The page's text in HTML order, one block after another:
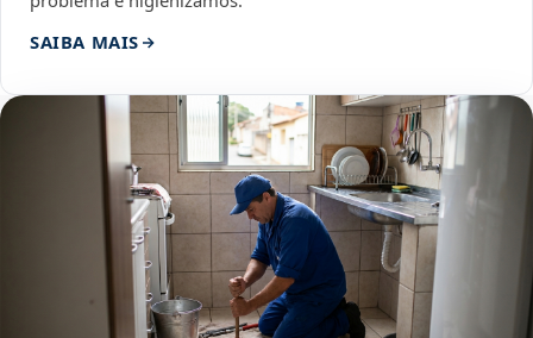
SAIBA MAIS